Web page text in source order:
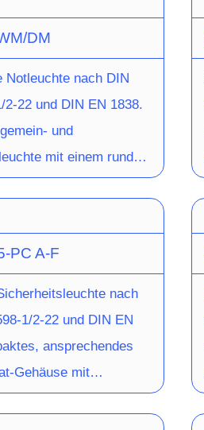
DM
Notleuchte nach DIN
2-22 und DIN EN 1838.
und
mit einem runden
weiss oder graphitgrau
Leuchtenhaube aus
Die
kann auch mit
zur Erweiterung
bis -20°C
werden. Im Set mit
PC A-F
nach
1/2-22 und DIN EN
ansprechendes
Gehäuse mit